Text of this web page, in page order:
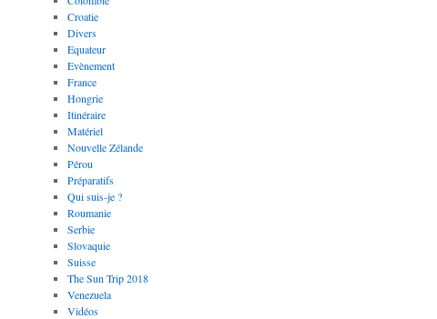
Croatie
Divers
Equateur
Evènement
France
Hongrie
Itinéraire
Matériel
Nouvelle Zélande
Pérou
Préparatifs
Qui suis-je ?
Roumanie
Serbie
Slovaquie
Suisse
The Sun Trip 2018
Venezuela
Vidéos